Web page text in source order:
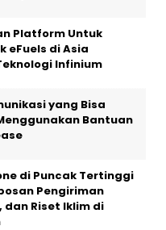
Platform Untuk
eFuels di Asia
Infinium
yang Bisa
Bantuan
di Puncak Tertinggi
Pengiriman
Riset Iklim di